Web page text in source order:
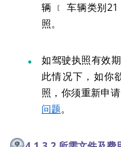
辆 ﹝ 车辆类别
照。
如驾驶执照有效
此情况下，如你
照，你须重新申
问题。